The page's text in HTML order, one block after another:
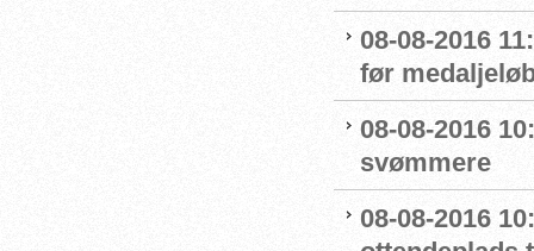
08-08-2016
før
08-08-2016
svømmere
08-08-2016